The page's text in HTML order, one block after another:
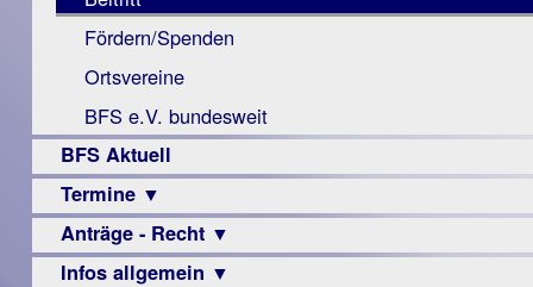
Instagram-
Links
Fördern/Spenden
Ortsvereine
BFS e.V. bundesweit
BFS Aktuell
Termine ▼
Veranstaltungsprogramme
Anträge - Recht ▼
Archiv
Infos allgemein ▼